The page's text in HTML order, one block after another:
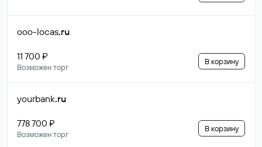
ooo-locas.ru
11 700 ₽
Возможен торг
В корзину
yourbank.ru
778 700 ₽
Возможен торг
В корзину